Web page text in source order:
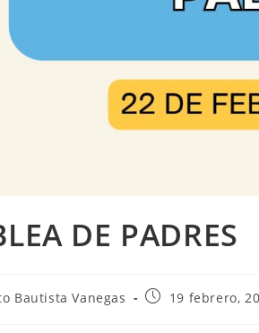
DE PADRES
Bautista Vanegas 19 febrero,